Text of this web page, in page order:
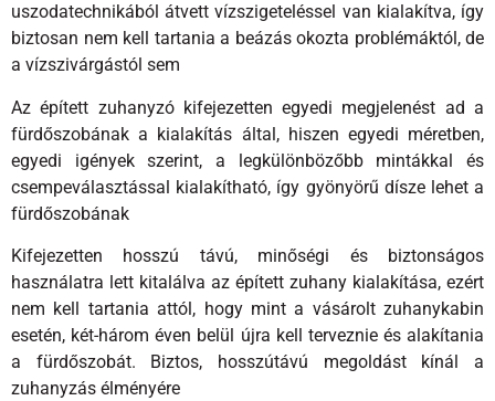
uszodatechnikából átvett vízszigeteléssel van kialakítva, így
biztosan nem kell tartania a beázás okozta problémáktól, de
a vízszivárgástól sem
Az épített zuhanyzó kifejezetten egyedi megjelenést ad a
fürdőszobának a kialakítás által, hiszen egyedi méretben,
egyedi igények szerint, a legkülönbözőbb mintákkal és
csempeválasztással kialakítható, így gyönyörű dísze lehet a
fürdőszobának
Kifejezetten hosszú távú, minőségi és biztonságos
használatra lett kitalálva az épített zuhany kialakítása, ezért
nem kell tartania attól, hogy mint a vásárolt zuhanykabin
esetén, két-három éven belül újra kell terveznie és alakítania
a fürdőszobát. Biztos, hosszútávú megoldást kínál a
zuhanyzás élményére